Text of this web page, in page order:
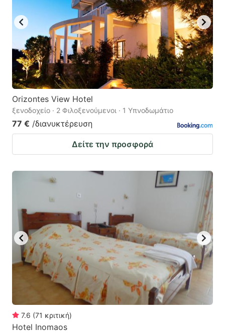
Orizontes View Hotel
ξενοδοχείο · 2 Φιλοξενούμενοι · 1 Υπνοδωμάτιο
77 € /διανυκτέρευση
Δείτε την προσφορά
7.6 (71 κριτική)
Hotel Inomaos